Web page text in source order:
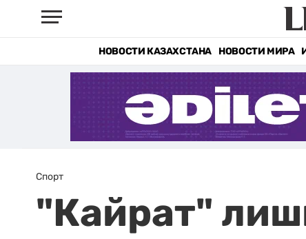
НОВОСТИ КАЗАХСТАНА НОВОСТИ МИРА
Спорт
"Кайрат"